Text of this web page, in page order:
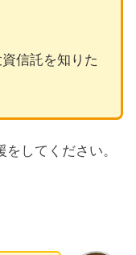
信託を知りた
してください。